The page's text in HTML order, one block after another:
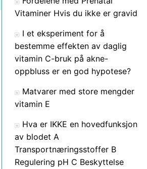
Vitaminer Hvis du ikke er gravid
I et eksperiment for å
bestemme effekten av daglig
vitamin C-bruk på akne-
oppbluss er en god hypotese?
Matvarer med store mengder
vitamin E
Hva er IKKE en hovedfunksjon
av blodet A
Transportnæringsstoffer B
Regulering pH C Beskyttelse